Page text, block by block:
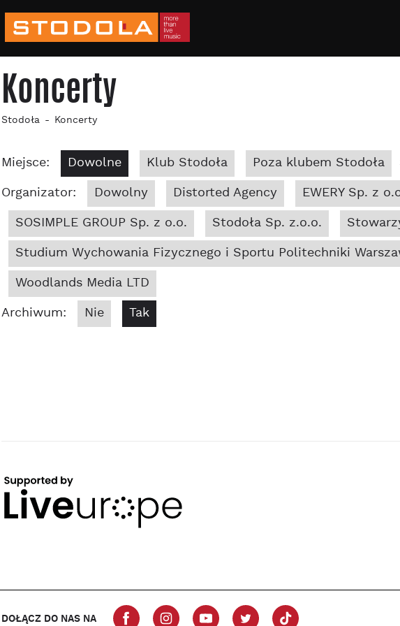
Koncerty
Stodoła Koncerty
Miejsce: Dowolne Klub Stodoła Poza klubem Stodoła
Organizator:
Dowolny Distorted Agency EWERY Sp. z
SOSIMPLE GROUP Sp. z o.o.
Stodoła Sp. z.o.o.
Studium Wychowania Fizycznego i Sportu Politechniki
Woodlands Media LTD
Archiwum:
Nie Tak
DOŁĄCZ DO NAS NA